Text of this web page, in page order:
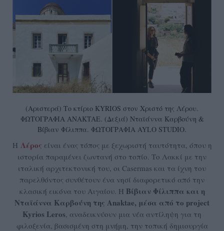
(Αριστερά) Το κτίριο KYRIOS στον Χριστό της Λέρου.
ΦΩΤΟΓΡΑΦΙΑ ΑNAKTAE. (Δεξιά) Νταϊάννα Καρβούνη &
Βίβιαν Φίλιππα. ΦΩΤΟΓΡΑΦΙΑ AYLO STUDIO.
Η Λέρος είναι ένας τόπος με ξεχωριστή ταυτότητα, όπου η
ιστορία παραμένει ζωντανή στο τοπίο. Το Λακκί με την
ιταλική αρχιτεκτονική του, οι Casermas και τα ίχνη του
παρελθόντος συνθέτουν ένα νησί διαφορετικό από την
κλασική εικόνα του Αιγαίου. Η Βίβιαν Φίλιππα και η
Νταϊάννα Καρβούνη της Anaktae, μέσα από το project
Kyrios Leros , αναδεικνύουν μια νέα αντίληψη για τη
φιλοξενία, βασισμένη στη μνήμη, την τοπική δημιουργία